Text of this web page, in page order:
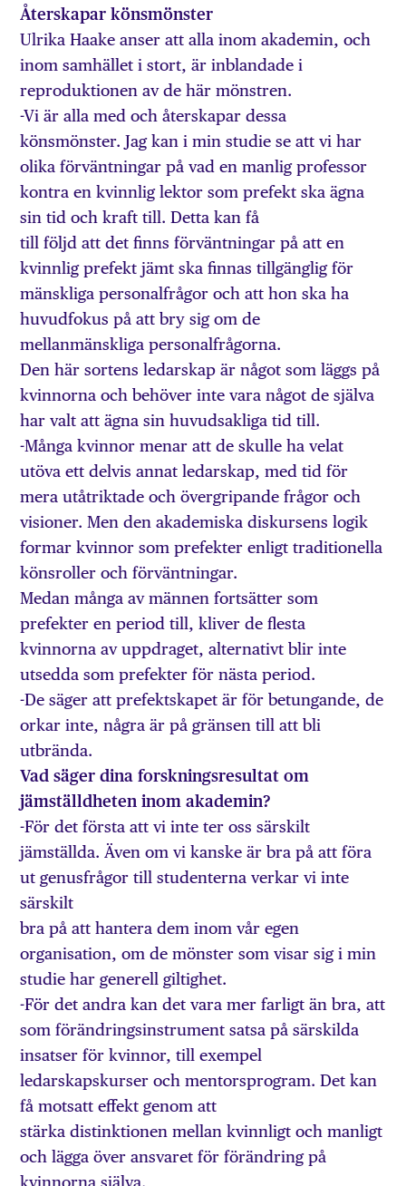
Återskapar könsmönster
Ulrika Haake anser att alla inom akademin, och
inom samhället i stort, är inblandade i
reproduktionen av de här mönstren.
-Vi är alla med och återskapar dessa
könsmönster. Jag kan i min studie se att vi har
olika förväntningar på vad en manlig professor
kontra en kvinnlig lektor som prefekt ska ägna
sin tid och kraft till. Detta kan få
till följd att det finns förväntningar på att en
kvinnlig prefekt jämt ska finnas tillgänglig för
mänskliga personalfrågor och att hon ska ha
huvudfokus på att bry sig om de
mellanmänskliga personalfrågorna.
Den här sortens ledarskap är något som läggs på
kvinnorna och behöver inte vara något de själva
har valt att ägna sin huvudsakliga tid till.
-Många kvinnor menar att de skulle ha velat
utöva ett delvis annat ledarskap, med tid för
mera utåtriktade och övergripande frågor och
visioner. Men den akademiska diskursens logik
formar kvinnor som prefekter enligt traditionella
könsroller och förväntningar.
Medan många av männen fortsätter som
prefekter en period till, kliver de flesta
kvinnorna av uppdraget, alternativt blir inte
utsedda som prefekter för nästa period.
-De säger att prefektskapet är för betungande, de
orkar inte, några är på gränsen till att bli
utbrända.
Vad säger dina forskningsresultat om
jämställdheten inom akademin?
-För det första att vi inte ter oss särskilt
jämställda. Även om vi kanske är bra på att föra
ut genusfrågor till studenterna verkar vi inte
särskilt
bra på att hantera dem inom vår egen
organisation, om de mönster som visar sig i min
studie har generell giltighet.
-För det andra kan det vara mer farligt än bra, att
som förändringsinstrument satsa på särskilda
insatser för kvinnor, till exempel
ledarskapskurser och mentorsprogram. Det kan
få motsatt effekt genom att
stärka distinktionen mellan kvinnligt och manligt
och lägga över ansvaret för förändring på
kvinnorna själva.